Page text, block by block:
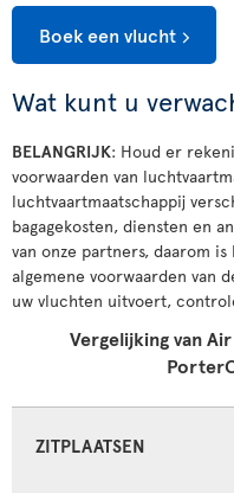
Boek een vlucht
Wat kunt u
BELANGRIJK: Houd er
voorwaarden van
luchtvaartmaatschappij
bagagekosten, diensten en
van onze partners, daarom
algemene voorwaarden van
uw vluchten uitvoert,
Vergelijking van
ZITPLAATSEN